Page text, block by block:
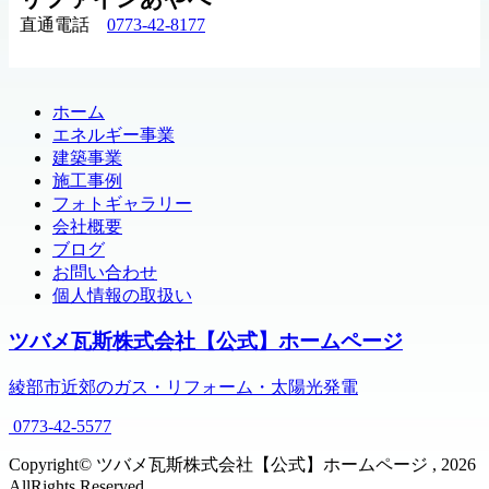
直通電話 0773-42-8177
ホーム
エネルギー事業
建築事業
施工事例
フォトギャラリー
会社概要
ブログ
お問い合わせ
個人情報の取扱い
ツバメ瓦斯株式会社【公式】ホームページ
綾部市近郊のガス・リフォーム・太陽光発電
0773-42-5577
Copyright© ツバメ瓦斯株式会社【公式】ホームページ , 2026